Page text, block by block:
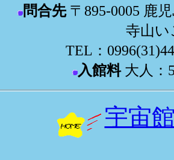
問合先〒895-0005 鹿
寺山い
TEL：
入館料大人：
宇宙